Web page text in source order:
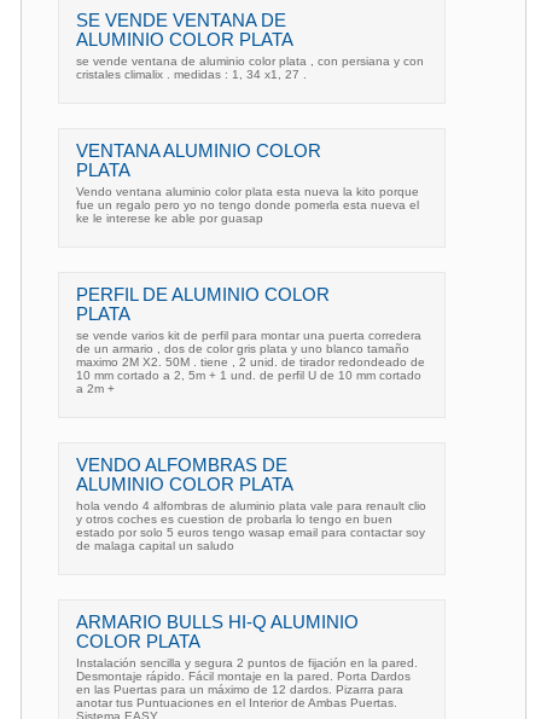
SE VENDE VENTANA DE
ALUMINIO COLOR PLATA
se vende ventana de aluminio color plata , con persiana y con
cristales climalix . medidas : 1, 34 x1, 27 .
VENTANA ALUMINIO COLOR
PLATA
Vendo ventana aluminio color plata esta nueva la kito porque
fue un regalo pero yo no tengo donde pomerla esta nueva el
ke le interese ke able por guasap
PERFIL DE ALUMINIO COLOR
PLATA
se vende varios kit de perfil para montar una puerta corredera
de un armario , dos de color gris plata y uno blanco tamaño
maximo 2M X2. 50M . tiene , 2 unid. de tirador redondeado de
10 mm cortado a 2, 5m + 1 und. de perfil U de 10 mm cortado
a 2m +
VENDO ALFOMBRAS DE
ALUMINIO COLOR PLATA
hola vendo 4 alfombras de aluminio plata vale para renault clio
y otros coches es cuestion de probarla lo tengo en buen
estado por solo 5 euros tengo wasap email para contactar soy
de malaga capital un saludo
ARMARIO BULLS HI-Q ALUMINIO
COLOR PLATA
Instalación sencilla y segura 2 puntos de fijación en la pared.
Desmontaje rápido. Fácil montaje en la pared. Porta Dardos
en las Puertas para un máximo de 12 dardos. Pizarra para
anotar tus Puntuaciones en el Interior de Ambas Puertas.
Sistema EASY